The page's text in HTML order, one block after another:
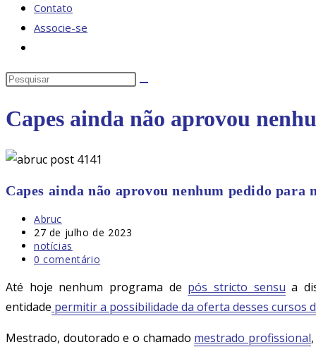
Contato
Associe-se
do
Pesquisar
site
Capes ainda não aprovou
Capes ainda não aprovou nenhum pedido para
Autor
do
post:
Abruc
Post
publicado:
27 de julho de 2023
Categoria
do
notícias
Comentários
post:
0 comentário
Até hoje nenhum programa de pós stricto sensu a
entidade permitir a possibilidade da oferta desses cursos
Mestrado, doutorado e o chamado mestrado profissional